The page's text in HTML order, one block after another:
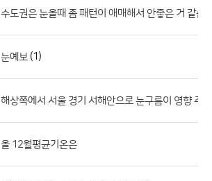
수도권은 눈올때 좀 패턴이 애매해서 안좋은 거 같습
눈예보 (1)
해상쪽에서 서울 경기 서해안으로 눈구름이 영향 주
올 12월평균기온은